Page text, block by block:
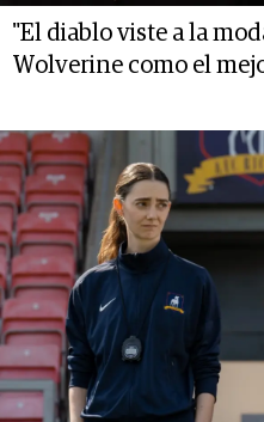
"El diablo viste a la
Wolverine como el